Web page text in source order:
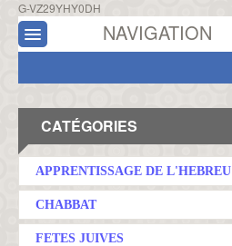
G-VZ29YHY0DH
NAVIGATION
CATÉGORIES
APPRENTISSAGE DE L'HEBREU
CHABBAT
FETES JUIVES